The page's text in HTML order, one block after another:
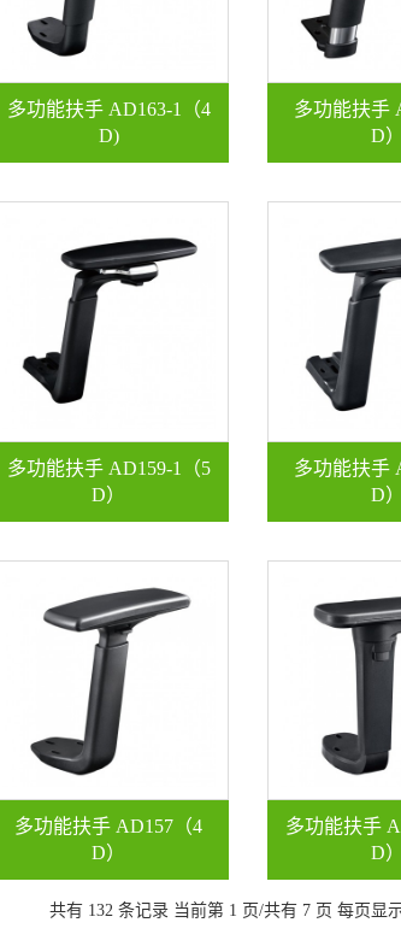
多功能扶手 AD163-1（4
D)
多功能扶手
D）
多功能扶手 AD159-1（5
D）
多功能扶手
D）
多功能扶手 AD157（4
D）
多功能扶手
D）
共有 132 条记录 当前第 1 页/共有 7 页 每页显